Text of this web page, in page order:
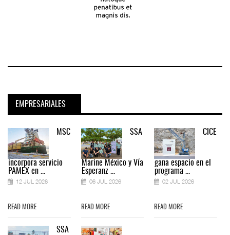
EMPRESARIALES
MSC
incorpora servicio
PAMEX en ...
12 JUL 2026
READ MORE
SSA
SSA
Marine México y Vía
Esperanz ...
06 JUL 2026
READ MORE
CICE
gana espacio en el
programa ...
02 JUL 2026
READ MORE